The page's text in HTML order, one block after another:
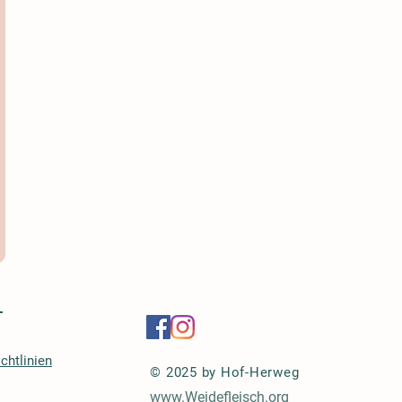
© 2025 by Hof-Herweg
www.Weidefleisch.org